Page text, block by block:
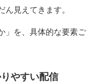
ん見えてきます。
」を、具体的な要素ご
やすい配信